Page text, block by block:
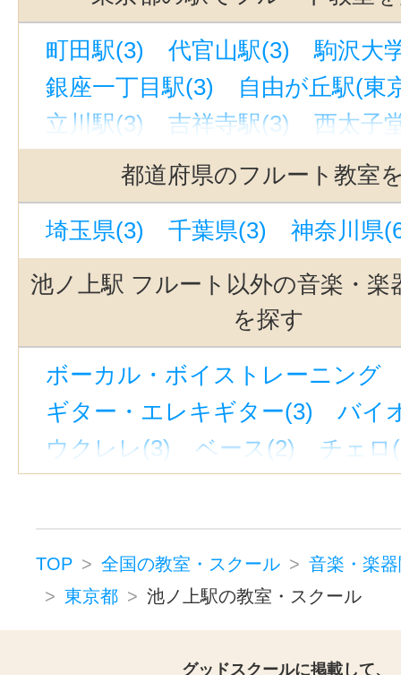
町田駅(3) 代官山駅(3)
駒沢大
銀座一丁目駅(3)
自由が丘駅(東
立川駅(3)
吉祥寺駅(3)
西太子
池袋駅(3)
奥沢駅(3)
上野駅(3)
若林駅(東京)(3)
緑が丘駅(東京
新宿駅(3)
下北沢駅(3)
京成上
恵比寿駅(東京)(3)
九品仏駅(3)
中目黒駅(3)
三軒茶屋駅(3)
銀座駅(3)
世田
立川南駅(2)
神泉駅(1)
多摩川
御茶ノ水駅(1)
蒲田駅(東京)(1)
千歳烏山駅(1)
新御茶ノ水駅(1)
東京駅(1)
蓮沼駅(1)
八王子駅
上野御徒町駅(1)
表参道駅(1)
京王八王子駅(1)
都道府県のフルート教室
埼玉県(3) 千葉県(3)
神奈川県
池ノ上駅 フルート以外の音楽・楽
を探す
ボーカル・ボイストレーニング
ギター・エレキギター(3)
バイ
ウクレレ(3)
ベース(2)
チェロ
ジャズピアノ(1)
キーボード・
ドラム(3)
和太鼓(1)
パーカッ
オカリナ(1)
ハーモニカ(1)
トロンボーン(2)
チューバ(1)
トランペット(3)
クラリネット
TOP 全国の教室・スクール
音楽・楽
東京都
池ノ上駅の教室・スクール
グッドスクールに掲載して、